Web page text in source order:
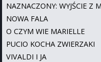
NAZNACZONY: WYJŚCIE Z
NOWA FALA
O CZYM WIE MARIELLE
PUCIO KOCHA ZWIERZAKI
VIVALDI I JA